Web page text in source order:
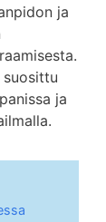
ja
suosittu
ja